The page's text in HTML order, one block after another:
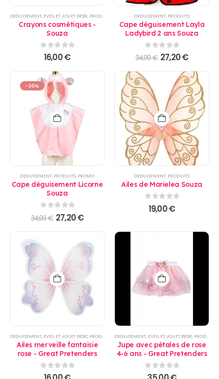
DEGUISEMENT, EVEIL ET JOUET BEBE, PRODUITS
Crayons cosmétiques -
Souza
0sur 5
16,00€
DEGUISEMENT, PRODUITS
Cape déguisement Layla
Ladybird 2 ans Souza
0sur 5
34,00€ Le
prix
initial
était :
34,00 €.
27,20€Le
actuel
est :
27,20 €.
-20%
DEGUISEMENT, PRODUITS, PROMO
Cape déguisement Licorne
Souza
sur 5
34,00€ Le
prix
initial
34,00 €.
27,20€Le
actuel
est :
27,20 €.
DEGUISEMENT, PRODUITS
Ailes de Marielea Souza
0sur 5
19,00€
DEGUISEMENT, EVEIL ET JOUET BEBE, PRODUITS
Ailes merveille fantaisie
rose - Great Pretenders
0sur 5
DEGUISEMENT, EVEIL ET JOUET BEBE, PRODUITS
Jupe avec pétales de rose
4-6 ans - Great Pretenders
0sur 5